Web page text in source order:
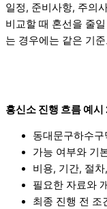
일정, 준비사항, 주의
비교할 때 혼선을 줄
는 경우에는 같은 기
흥신소 진행 흐름 예
동대문구하수
가능 여부와 기
비용, 기간, 절
필요한 자료와
최종 진행 전 조